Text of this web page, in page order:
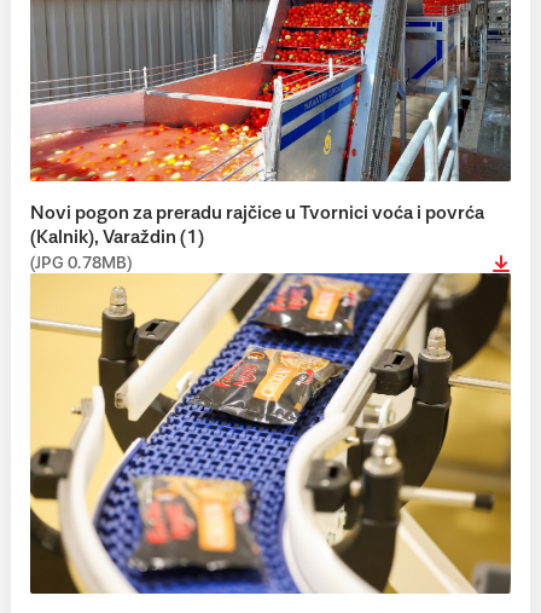
Novi pogon za preradu rajčice u Tvornici voća i povrća
(Kalnik), Varaždin (1)
(JPG 0.78MB)